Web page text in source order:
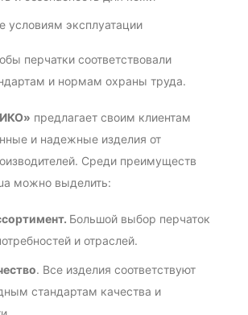
условиям эксплуатации
перчатки соответствовали
и нормам охраны труда.
предлагает своим клиентам
и надежные изделия от
Среди преимуществ
можно выделить:
Большой выбор перчаток
и отраслей.
. Все изделия соответствуют
стандартам качества и